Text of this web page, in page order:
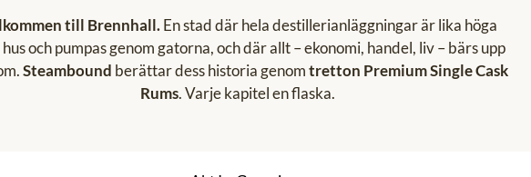
till Brennhall.En stad där hela destillerianläggningar är lika höga
hus och pumpas genom gatorna, och där allt – ekonomi, handel, liv – bärs upp
Steambound berättar dess historia genomtretton Premium Single Cask
Rums. Varje kapitel en flaska.